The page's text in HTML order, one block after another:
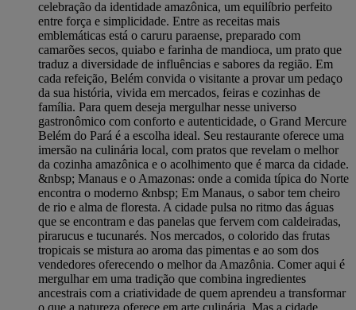
celebração da identidade amazônica, um equilíbrio perfeito
entre força e simplicidade. Entre as receitas mais
emblemáticas está o caruru paraense, preparado com
camarões secos, quiabo e farinha de mandioca, um prato que
traduz a diversidade de influências e sabores da região. Em
cada refeição, Belém convida o visitante a provar um pedaço
da sua história, vivida em mercados, feiras e cozinhas de
família. Para quem deseja mergulhar nesse universo
gastronômico com conforto e autenticidade, o Grand Mercure
Belém do Pará é a escolha ideal. Seu restaurante oferece uma
imersão na culinária local, com pratos que revelam o melhor
da cozinha amazônica e o acolhimento que é marca da cidade.
&nbsp; Manaus e o Amazonas: onde a comida típica do Norte
encontra o moderno &nbsp; Em Manaus, o sabor tem cheiro
de rio e alma de floresta. A cidade pulsa no ritmo das águas
que se encontram e das panelas que fervem com caldeiradas,
pirarucus e tucunarés. Nos mercados, o colorido das frutas
tropicais se mistura ao aroma das pimentas e ao som dos
vendedores oferecendo o melhor da Amazônia. Comer aqui é
mergulhar em uma tradição que combina ingredientes
ancestrais com a criatividade de quem aprendeu a transformar
o que a natureza oferece em arte culinária. Mas a cidade